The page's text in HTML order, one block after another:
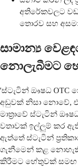
අතිරේකවලට
තොරව සහ
සාමාන්‍ය
නොලැබීමට
'ස්ටැටින් ඖෂධ OTC
අඩුවක් නිසා නොවේ,
මාත්‍රාවේ ස්ටැටින්
වතාවක් ඉල්ලුම් කර
ඇත්තේ ස්ටැටින්
ගැනීමෙන් කළ නොහැකි
කිරීමට හේතුවක් සමඟ